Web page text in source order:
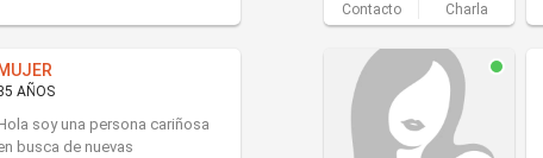
Contacto Charla
MUJER
AÑOS
soy una persona cariñosa
busca de nuevas